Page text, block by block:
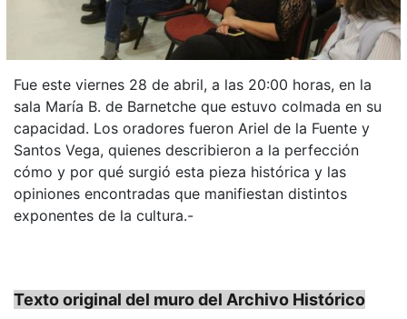
Fue este viernes 28 de abril, a las 20:00 horas, en la
sala María B. de Barnetche que estuvo colmada en su
capacidad. Los oradores fueron Ariel de la Fuente y
Santos Vega, quienes describieron a la perfección
cómo y por qué surgió esta pieza histórica y las
opiniones encontradas que manifiestan distintos
exponentes de la cultura.-
Texto original del muro del Archivo Histórico